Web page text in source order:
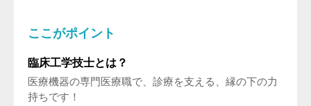
ここがポイント
臨床工学技士とは？
医療機器の専門医療職で、診療を支える、縁の下の力
持ちです！